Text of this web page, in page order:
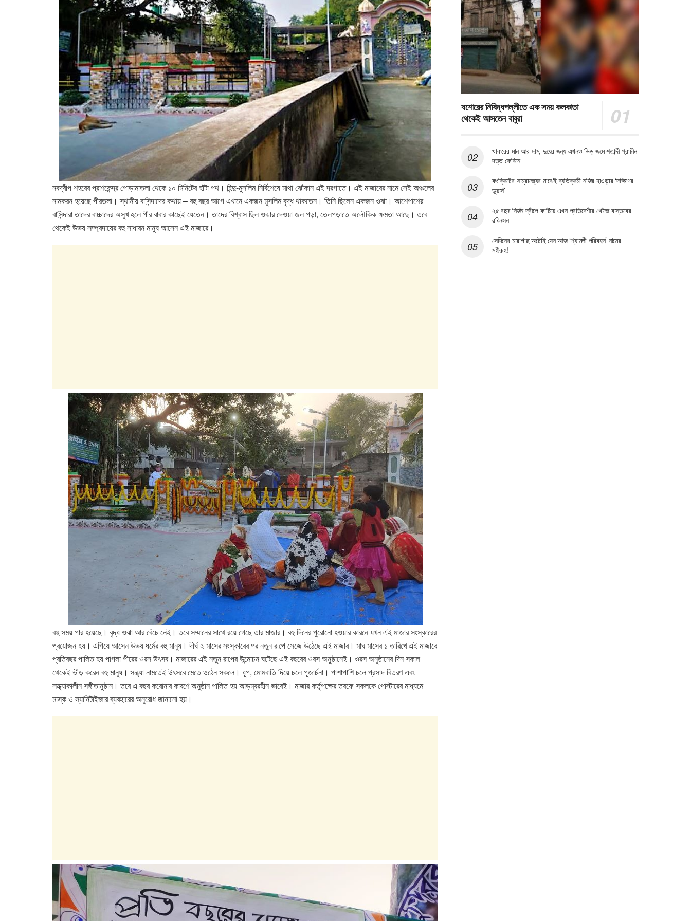
নবদ্বীপ শহরের প্রাণকেন্দ্র পোড়ামাতলা থেকে ১০ মিনিটের হাঁটা পথ। হিন্দু-মুসলিম নির্বিশেষে মাথা ঝোঁকান এই দরগাতে। এই মাজারের নামে সেই অঞ্চলের
নামকরন হয়েছে পীরতলা। স্থানীয় বাসিন্দাদের কথায় – বহু বছর আগে এখানে একজন মুসলিম বৃদ্ধ থাকতেন। তিনি ছিলেন একজন ওঝা। আশেপাশের
বাসিন্দারা তাদের বাচ্চাদের অসুখ হলে পীর বাবার কাছেই যেতেন। তাদের বিশ্বাস ছিল ওঝার দেওয়া জল পড়া, তেলপড়াতে অলৌকিক ক্ষমতা আছে। তবে
থেকেই উভয় সম্প্রদায়ের বহু সাধারন মানুষ আসেন এই মাজারে।
বহু সময় পার হয়েছে। বৃদ্ধ ওঝা আর বেঁচে নেই। তবে সম্মানের সাথে রয়ে গেছে তার মাজার। বহু দিনের পুরোনো হওয়ার কারনে যখন এই মাজার সংস্কারের
প্রয়োজন হয়। এগিয়ে আসেন উভয় ধর্মের বহু মানুষ। দীর্ঘ ২ মাসের সংস্কারের পর নতুন রূপে সেজে উঠেছে এই মাজার। মাঘ মাসের ১ তারিখে এই মাজারে
প্রতিবছর পালিত হয় পাগলা পীরের ওরস উৎসব। মাজারের এই নতুন রূপের উন্মোচন ঘটেছে এই বছরের ওরস অনুষ্ঠানেই। ওরস অনুষ্ঠানের দিন সকাল
থেকেই ভীড় করেন বহু মানুষ। সন্ধ্যা নামতেই উৎসবে মেতে ওঠেন সকলে। ধূপ, মোমবাতি দিয়ে চলে পূজার্চনা। পাশাপাশি চলে প্রসাদ বিতরণ এবং
সন্ধ্যাকালীন সঙ্গীতানুষ্ঠান। তবে এ বছর করোনার কারণে অনুষ্ঠান পালিত হয় আড়ম্বরহীন ভাবেই। মাজার কর্তৃপক্ষের তরফে সকলকে পোস্টারের মাধ্যমে
মাস্ক ও স্যানিটাইজার ব্যবহারের অনুরোধ জানানো হয়।
যশোরের নিষিদ্ধপল্লীতে এক সময় কলকাতা
থেকেই আসতেন বাবুরা
খাবারের মান আর দাম, দুয়ের জন্য এখনও ভিড় জমে শতাব্দী প্রাচীন
দত্ত কেবিনে
কংক্রিটের সাম্রাজ্যের মাঝেই ব্যতিক্রমী নজির হাওড়ার ‘দক্ষিণের
ডুয়ার্স’
২৫ বছর নির্জন দ্বীপে কাটিয়ে এখন প্রতিবেশীর খোঁজে বাস্তবের
রবিনসন
সেদিনের চারাগাছ অটোই যেন আজ ‘শ্যামলী পরিবহন’ নামের
মহীরুহ!